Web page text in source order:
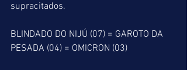
supracitados.
BLINDADO DO NIJÚ (07) = GAROTO DA
PESADA (04) = OMICRON (03)